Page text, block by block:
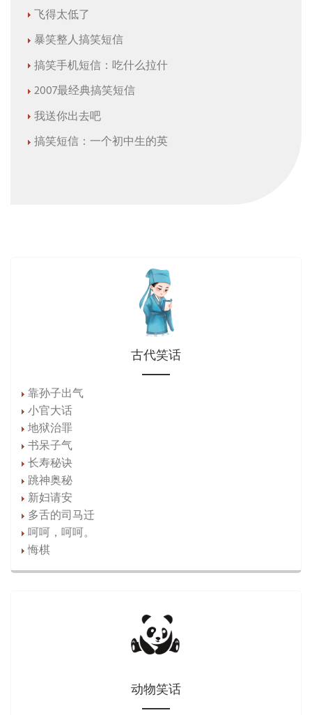
飞得太低了
暴笑整人搞笑短信
搞笑手机短信：吃什么拉什
2007最经典搞笑短信
我送你出去吧
搞笑短信：一个初中生的英
古代笑话
靠孙子出气
小官大话
地狱治罪
书呆子气
长寿秘诀
跳神奥秘
新妇请安
多舌的司马迁
呵呵，呵呵。
悔棋
动物笑话